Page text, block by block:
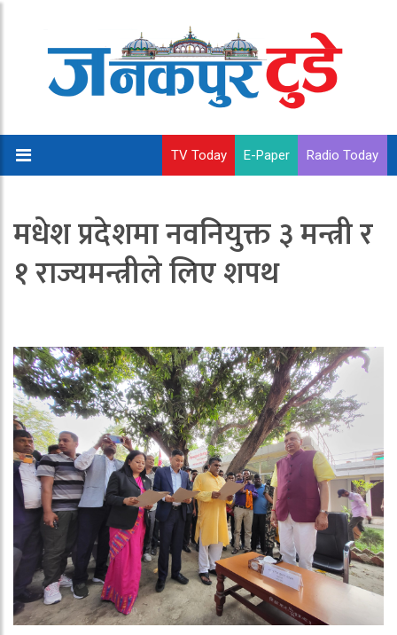
TV Today E-Paper Radio Today
मधेश प्रदेशमा नवनियुक्त ३ मन्त्री र
१ राज्यमन्त्रीले लिए शपथ